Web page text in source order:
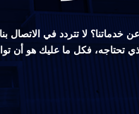
لا تتردد في
تحتاجه، فكل ما عليك هو أن